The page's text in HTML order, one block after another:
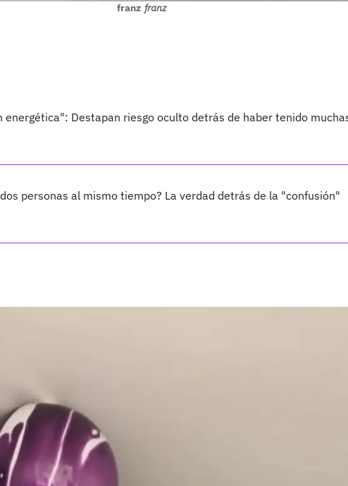
franz franz
energética": Destapan riesgo oculto detrás de haber tenido
personas al mismo tiempo? La verdad detrás de la "confusión"